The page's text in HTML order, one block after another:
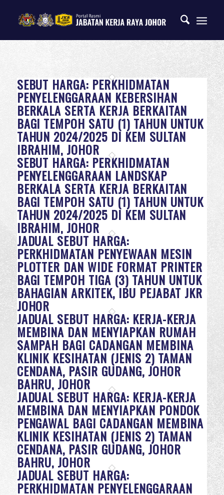
SEBUT HARGA: PERKHIDMATAN
PENYELENGGARAAN KEBERSIHAN
BERKALA SERTA KERJA BERKAITAN
BAGI TEMPOH SATU (1) TAHUN UNTUK
TAHUN 2024/2025 DI KEM SULTAN
IBRAHIM, JOHOR
SEBUT HARGA: PERKHIDMATAN
PENYELENGGARAAN LANDSKAP
BERKALA SERTA KERJA BERKAITAN
BAGI TEMPOH SATU (1) TAHUN UNTUK
TAHUN 2024/2025 DI KEM SULTAN
IBRAHIM, JOHOR
JADUAL SEBUT HARGA:
PERKHIDMATAN PENYEWAAN MESIN
PLOTTER DAN WIDE FORMAT PRINTER
BAGI TEMPOH TIGA (3) TAHUN UNTUK
BAHAGIAN ARKITEK, IBU PEJABAT JKR
JOHOR
JADUAL SEBUT HARGA: KERJA-KERJA
MEMBINA DAN MENYIAPKAN RUMAH
SAMPAH BAGI CADANGAN MEMBINA
KLINIK KESIHATAN (JENIS 2) TAMAN
CENDANA, PASIR GUDANG, JOHOR
BAHRU, JOHOR
JADUAL SEBUT HARGA: KERJA-KERJA
MEMBINA DAN MENYIAPKAN PONDOK
PENGAWAL BAGI CADANGAN MEMBINA
KLINIK KESIHATAN (JENIS 2) TAMAN
CENDANA, PASIR GUDANG, JOHOR
BAHRU, JOHOR
JADUAL SEBUT HARGA:
PERKHIDMATAN PENYELENGGARAAN